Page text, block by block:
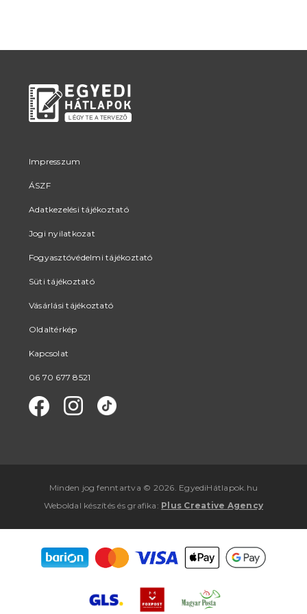
Impresszum
ÁSZF
Adatkezelési tájékoztató
Jogi nyilatkozat
Fogyasztóvédelmi tájékoztató
Süti tájékoztató
Vásárlási tájékoztató
Oldaltérkép
Kapcsolat
06 70 677 8521
Minden jog fenntartva © 2026. EgyediHátlapok.hu
Weboldal készítés ésgrafika : Plus Creative Agency